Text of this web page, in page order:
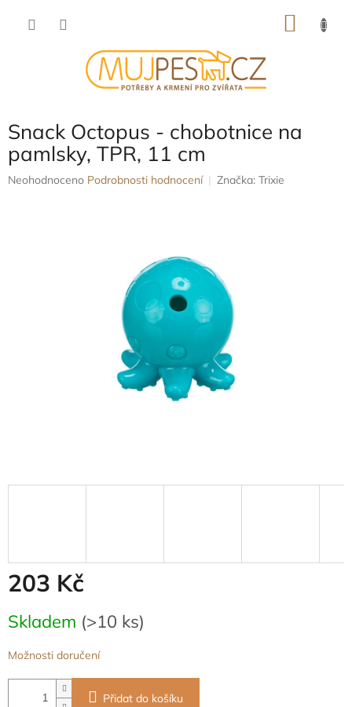
Snack Octopus - chobotnice na
pamlsky, TPR, 11 cm
Průměrné
Neohodnoceno Podrobnosti hodnocení Značka: Trixie
203 Kč
cena:
Skladem (>10 ks)
Možnosti doručení
Přidat do košíku